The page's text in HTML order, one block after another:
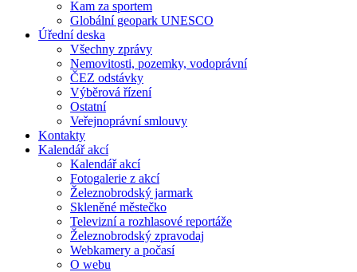
Kam za sportem
Globální geopark UNESCO
Úřední deska
Všechny zprávy
Nemovitosti, pozemky, vodoprávní
ČEZ odstávky
Výběrová řízení
Ostatní
Veřejnoprávní smlouvy
Kontakty
Kalendář akcí
Kalendář akcí
Fotogalerie z akcí
Železnobrodský jarmark
Skleněné městečko
Televizní a rozhlasové reportáže
Železnobrodský zpravodaj
Webkamery a počasí
O webu